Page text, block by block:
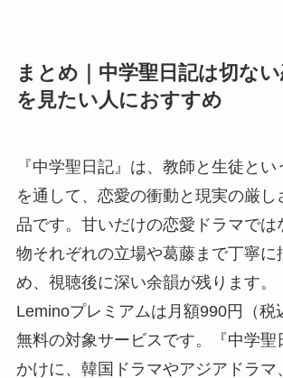
まとめ｜中学聖日記は切な
を見たい人におすすめ
『中学聖日記』は、教師と生徒と
を通して、恋愛の衝動と現実の厳し
品です。甘いだけの恋愛ドラマでは
物それぞれの立場や葛藤まで丁寧に
め、視聴後に深い余韻が残ります。
Leminoプレミアムは月額990円（税
無料の対象サービスです。『中学聖
かけに、韓国ドラマやアジアドラマ